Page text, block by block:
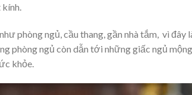
phòng ngủ, cầu thang, gần nhà tắm, vì đây
ngủ còn dẫn tới những giấc ngủ
khỏe.